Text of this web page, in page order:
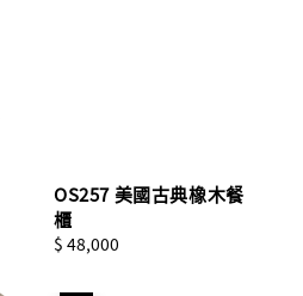
OS257 美國古典橡木餐
櫃
Regular
$ 48,000